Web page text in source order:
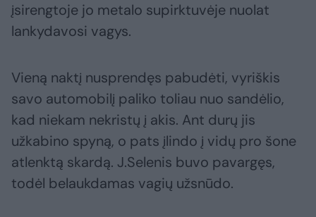
įsirengtoje jo metalo supirktuvėje nuolat
lankydavosi vagys.
Vieną naktį nusprendęs pabudėti, vyriškis
savo automobilį paliko toliau nuo sandėlio,
kad niekam nekristų į akis. Ant durų jis
užkabino spyną, o pats įlindo į vidų pro šone
atlenktą skardą. J.Selenis buvo pavargęs,
todėl belaukdamas vagių užsnūdo.